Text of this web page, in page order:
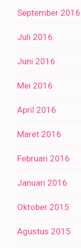
September 2016
Juli 2016
Juni 2016
Mei 2016
April 2016
Maret 2016
Februari 2016
Januari 2016
Oktober 2015
Agustus 2015